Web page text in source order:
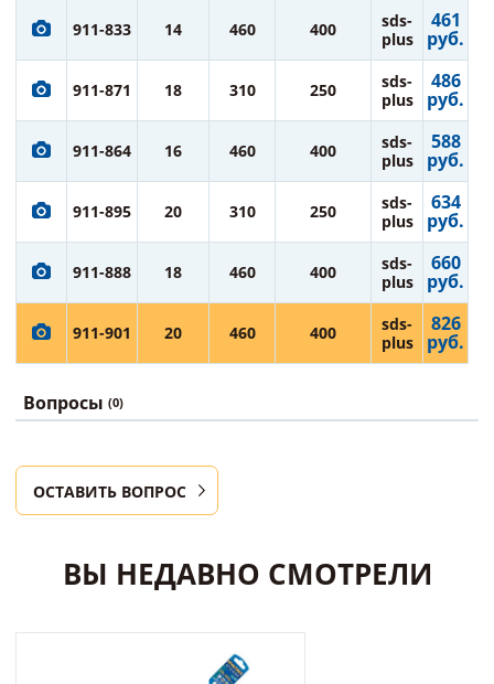
911-833 14 460 400
sds-
plus
461
руб.
911-871 18 310 250
sds-
plus
486
руб.
911-864 16 460 400
sds-
plus
588
руб.
911-895 20 310 250
sds-
plus
634
руб.
911-888 18 460 400
sds-
plus
660
руб.
911-901 20 460 400
sds-
plus
826
руб.
Вопросы (0)
ОСТАВИТЬ ВОПРОС
ВЫ НЕДАВНО СМОТРЕЛИ